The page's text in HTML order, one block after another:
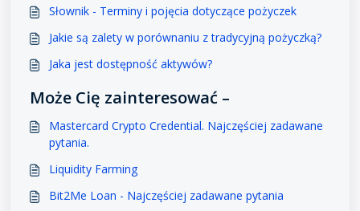
Słownik - Terminy i pojęcia dotyczące pożyczek
Jakie są zalety w porównaniu z tradycyjną pożyczką?
Jaka jest dostępność aktywów?
Może Cię zainteresować –
Mastercard Crypto Credential. Najczęściej zadawane
pytania.
Liquidity Farming
Bit2Me Loan - Najczęściej zadawane pytania